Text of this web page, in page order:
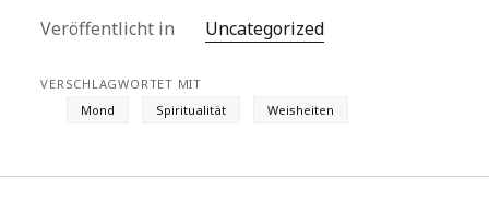
Veröffentlicht in Uncategorized
VERSCHLAGWORTET MIT
Mond
Spiritualität Weisheiten